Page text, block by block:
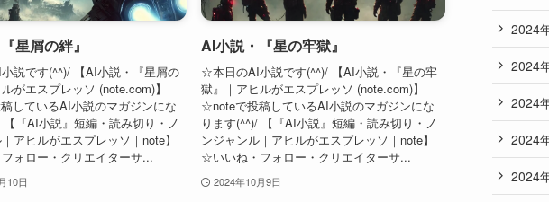
星屑の絆』
説です(^^)/ 【AI小説・『星屑の
がエスプレッソ (note.com)】
しているAI小説のマガジンにな
【『AI小説』短編・読み切り・ノ
アヒルがエスプレッソ｜note】
ォロー・クリエイターサ...
10日
AI小説・『星の牢獄』
☆本日のAI小説です(^^)/ 【AI小説・『星の牢
獄』｜アヒルがエスプレッソ (note.com)】
☆noteで投稿しているAI小説のマガジンにな
ります(^^)/ 【『AI小説』短編・読み切り・ノ
ンジャンル｜アヒルがエスプレッソ｜note】
☆いいね・フォロー・クリエイターサ...
2024年10月9日
2024
2024
2024
2024
2024